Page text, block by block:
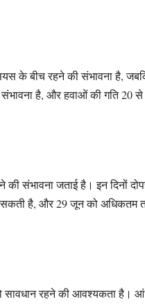
के बीच रहने की संभावना है,
है, और हवाओं की गति 20 से
संभावना जताई है। इन दिनों
है, और 29 जून को अधिकतम
सावधान रहने की आवश्यकता है।